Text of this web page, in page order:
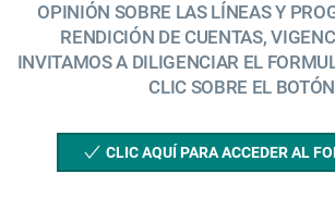
OPINIÓN SOBRE LAS LÍNEAS Y
RENDICIÓN DE CUENTAS,
INVITAMOS A DILIGENCIAR EL
CLIC SOBRE EL
CLIC AQUÍ PARA ACCEDER AL